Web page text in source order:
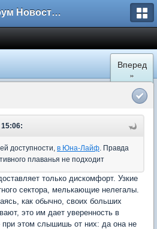
Форум Новостройки
Вперед
»
доступности, в Юна-Лайф. Правда
плаванья не подходит
только дискомфорт. Узкие
сектора, мелькающие нелегалы.
как обычно, своих больших
это им дает уверенность в
при этом слышишь от них: да она не